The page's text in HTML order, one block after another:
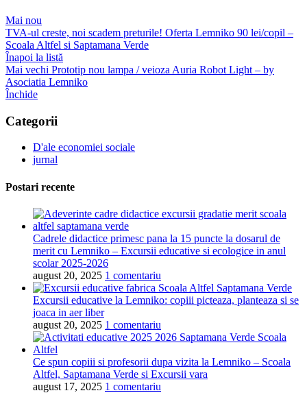
Mai nou
TVA-ul creste, noi scadem preturile! Oferta Lemniko 90 lei/copil –
Scoala Altfel si Saptamana Verde
Înapoi la listă
Mai vechi Prototip nou lampa / veioza Auria Robot Light – by
Asociatia Lemniko
Închide
Categorii
D'ale economiei sociale
jurnal
Postari recente
Cadrele didactice primesc pana la 15 puncte la dosarul de
merit cu Lemniko – Excursii educative si ecologice in anul
scolar 2025-2026
august 20, 2025 1 comentariu
Excursii educative la Lemniko: copiii picteaza, planteaza si se
joaca in aer liber
august 20, 2025 1 comentariu
Ce spun copiii si profesorii dupa vizita la Lemniko – Scoala
Altfel, Saptamana Verde si Excursii vara
august 17, 2025 1 comentariu